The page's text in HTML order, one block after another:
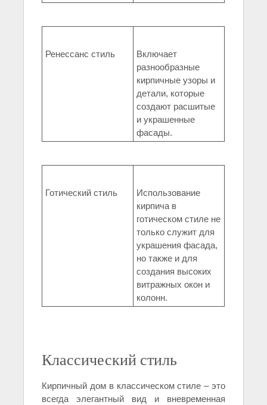
Ренессанс стиль
Включает
разнообразные
кирпичные узоры и
детали, которые
создают расшитые
и украшенные
фасады.
Готический стиль
Использование
кирпича в
готическом стиле не
только служит для
украшения фасада,
но также и для
создания высоких
витражных окон и
колонн.
Классический стиль
Кирпичный дом в классическом стиле – это
всегда элегантный вид и вневременная